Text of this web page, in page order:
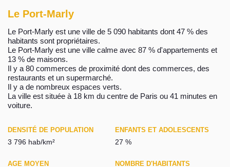
Le Port-Marly
Le Port-Marly est une ville de 5 090 habitants dont 47 % des
habitants sont propriétaires.
Le Port-Marly est une ville calme avec 87 % d'appartements et
13 % de maisons.
Il y a 80 commerces de proximité dont des commerces, des
restaurants et un supermarché.
Il y a de nombreux espaces verts.
La ville est située à 18 km du centre de Paris ou 41 minutes en
voiture.
DENSITÉ DE POPULATION
3 796 hab/km²
ENFANTS ET ADOLESCENTS
27 %
AGE MOYEN NOMBRE D'HABITANTS